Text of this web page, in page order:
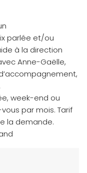
parlée et/ou
à la direction
Anne-Gaëlle,
week-end ou
par mois. Tarif
la demande.